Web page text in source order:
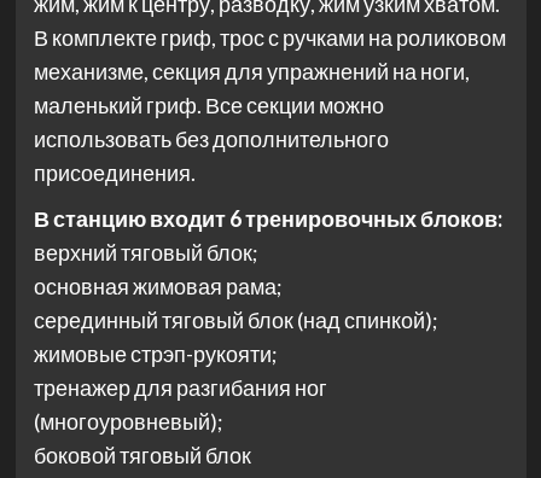
В комплекте гриф, трос с ручками на роликовом
механизме, секция для упражнений на ноги,
маленький гриф. Все секции можно
использовать без дополнительного
присоединения.
В станцию входит 6 тренировочных блоков:
верхний тяговый блок;
основная жимовая рама;
серединный тяговый блок (над спинкой);
жимовые стрэп-рукояти;
тренажер для разгибания ног
(многоуровневый);
боковой тяговый блок